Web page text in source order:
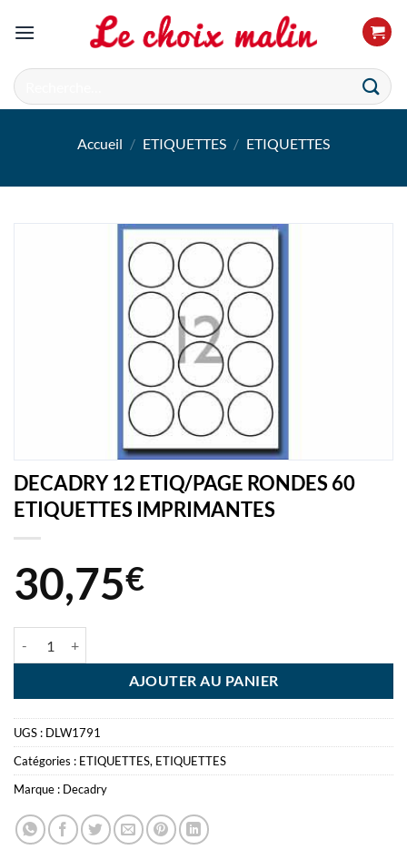
Recherche
pour :
Accueil / ETIQUETTES / ETIQUETTES
DECADRY 12 ETIQ/PAGE RONDES 60
ETIQUETTES IMPRIMANTES
30,75€
AJOUTER AU PANIER
UGS : DLW1791
Catégories : ETIQUETTES, ETIQUETTES
Marque : Decadry